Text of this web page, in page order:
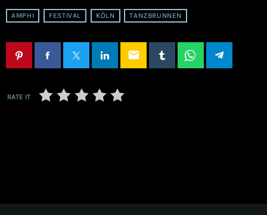
AMPHI FESTIVAL KÖLN TANZBRUNNEN
email
RATE IT